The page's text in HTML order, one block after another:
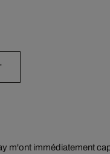
m'ont immédiatement